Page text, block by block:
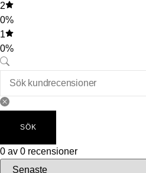
2
0%
1
0%
SÖK
0 av 0 recensioner